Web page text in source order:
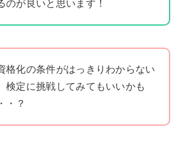
のが良いと思います！
格化の条件がはっきりわからない
検定に挑戦してみてもいいかも
・？